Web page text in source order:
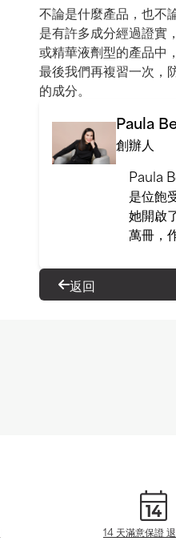
不論是什麼產品，也不
是有許多成分經過證實
或精華液劑型的產品中
最後我們再複習一次，
的成分。
Paula
創辦人
Paula
是位飽
她開啟
萬冊，
返回
14 天滿意保證